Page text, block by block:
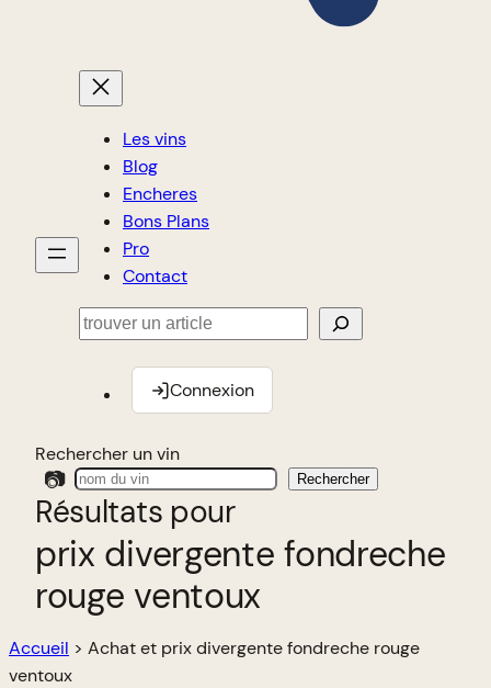
Les vins
Blog
Encheres
Bons Plans
Pro
Contact
Rechercher
Connexion
Rechercher un vin
📷 Rechercher
Résultats pour
prix divergente fondreche
rouge ventoux
Accueil > Achat et prix divergente fondreche rouge
ventoux